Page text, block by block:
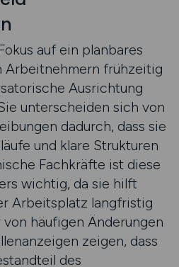
auf ein planbares
Arbeitnehmern frühzeitig
Ausrichtung
unterscheiden sich von
dadurch, dass sie
und klare Strukturen
Fachkräfte ist diese
wichtig, da sie hilft
Arbeitsplatz langfristig
häufigen Änderungen
zeigen, dass
des